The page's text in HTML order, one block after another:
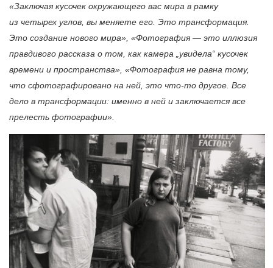
«Заключая кусочек окружающего вас мира в рамку
из четырех углов, вы меняете его. Это трансформация.
Это создание нового мира», «Фотография — это иллюзия
правдивого рассказа о том, как камера „увидела“ кусочек
времени и пространства», «Фотография не равна тому,
что сфотографировано на ней, это что-то другое. Все
дело в трансформации: именно в ней и заключается все
прелесть фотографии».